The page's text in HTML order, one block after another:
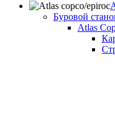
Буровой
Atlas